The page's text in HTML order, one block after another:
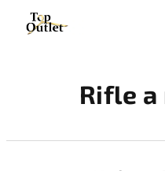
obsah
Rifle a